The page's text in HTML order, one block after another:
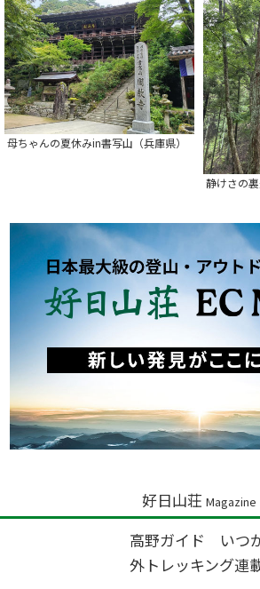
母ちゃんの夏休みin書写山（兵庫県）
静けさの
好日山荘 Magazine
高野ガイド いつ
外トレッキング